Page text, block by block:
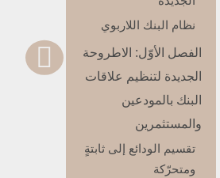
نظام البنك اللاربوي‏
الفصل الأوّل: الاطروحة
الجديدة لتنظيم علاقات
البنك بالمودعين
والمستثمرين‏
تقسيم الودائع إلى ثابتةٍ
ومتحرّكة